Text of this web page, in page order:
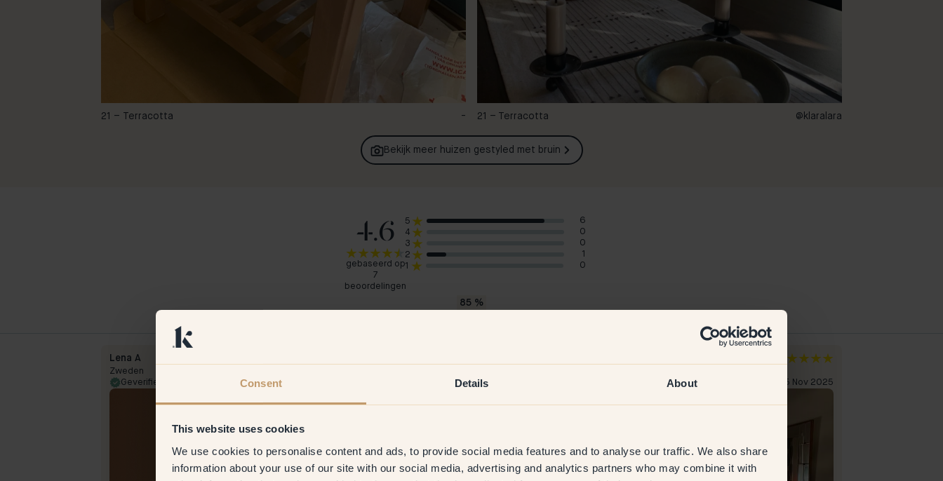
Consent Details About
This website uses cookies
We use cookies to personalise content and ads, to provide social media features and to analyse our traffic. We also share
information about your use of our site with our social media, advertising and analytics partners who may combine it with
21 – Terracotta - 21 – Terracotta @klaralara
Bekijk meer huizen gestyled met bruin
4.6
gebaseerd op
7
beoordelingen
5
6
4
0
3
0
2
1
1
0
85 %
Lena A
Zweden
Geverifieerde klant
19 Jun 2026
Geverifieerde klant
25 Nov 2025